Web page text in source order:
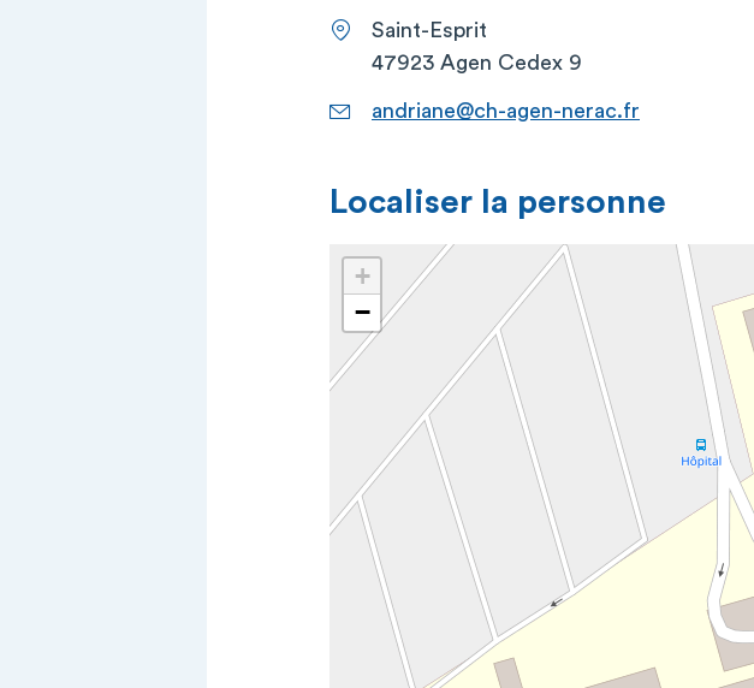
Saint-Esprit
47923 Agen Cedex 9
andriane@ch-agen-nerac.fr
Localiser la personne
+
−